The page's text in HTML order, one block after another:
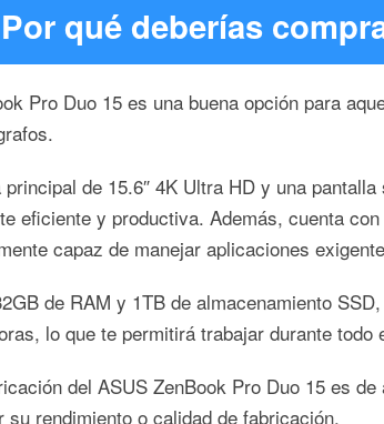
Por qué deberías
Pro Duo 15 es una buena opción para
de 15.6″ 4K Ultra HD y una
eficiente y productiva. Además, cuenta
capaz de manejar aplicaciones
de RAM y 1TB de almacenamiento
lo que te permitirá trabajar durante
del ASUS ZenBook Pro Duo 15 es
su rendimiento o calidad de fabricación.